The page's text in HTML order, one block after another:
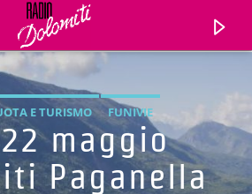
E TURISMO FUNIVIE
maggio
Paganella